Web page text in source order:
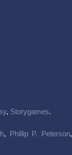
, Storygames.
, Phillip P. Peterson,